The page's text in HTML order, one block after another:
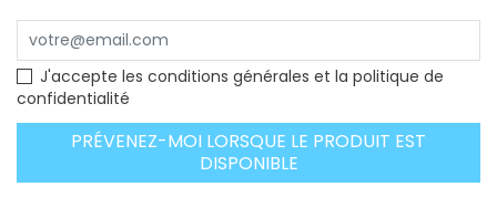
J'accepte les conditions générales et la politique de
confidentialité
PRÉVENEZ-MOI LORSQUE LE PRODUIT EST
DISPONIBLE